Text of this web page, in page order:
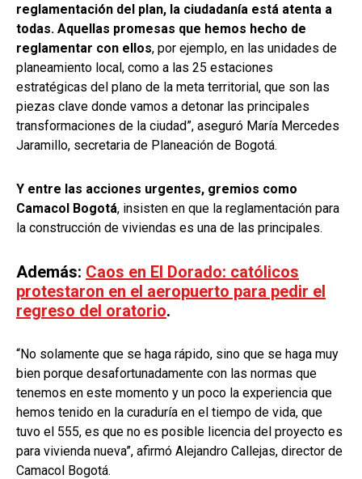
reglamentación del plan, la ciudadanía está atenta a
todas. Aquellas promesas que hemos hecho de
reglamentar con ellos, por ejemplo, en las unidades de
planeamiento local, como a las 25 estaciones
estratégicas del plano de la meta territorial, que son las
piezas clave donde vamos a detonar las principales
transformaciones de la ciudad”, aseguró María Mercedes
Jaramillo, secretaria de Planeación de Bogotá.
Y entre las acciones urgentes, gremios como
Camacol Bogotá, insisten en que la reglamentación para
la construcción de viviendas es una de las principales.
Además: Caos en El Dorado: católicos
protestaron en el aeropuerto para pedir el
regreso del oratorio.
“No solamente que se haga rápido, sino que se haga muy
bien porque desafortunadamente con las normas que
tenemos en este momento y un poco la experiencia que
hemos tenido en la curaduría en el tiempo de vida, que
tuvo el 555, es que no es posible licencia del proyecto es
para vivienda nueva”, afirmó Alejandro Callejas, director de
Camacol Bogotá.